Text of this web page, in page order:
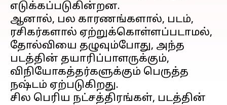
எடுக்கப்படுகின்றன.
ஆனால், பல காரணங்களால், படம்,
ரசிகர்களால் ஏற்றுக்கொள்ளப்படாமல்,
தோல்வியை தழுவும்போது, அந்த
படத்தின் தயாரிப்பாளருக்கும்,
விநியோகத்தர்களுக்கும் பெருத்த
நஷ்டம் ஏற்படுகிறது.
சில பெரிய நட்சத்திரங்கள், படத்தின்